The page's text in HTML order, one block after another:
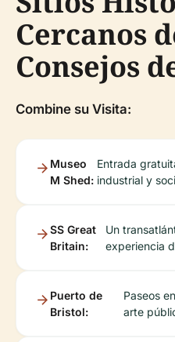
Cercanos
Consejos
Combine su Visita:
Museo
M Shed:
Entrada
industrial y
SS Great
Britain:
Un
experiencia
Puerto de
Bristol:
Paseos
arte